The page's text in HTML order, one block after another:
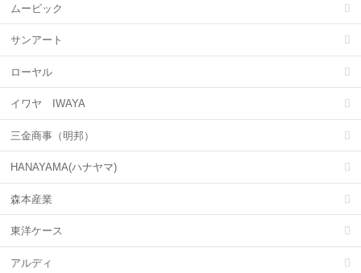
ムービック
サンアート
ローヤル
イワヤ IWAYA
三金商事（明邦）
HANAYAMA(ハナヤマ)
森本産業
東洋ケース
アルディ